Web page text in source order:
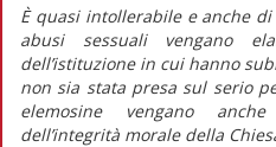
È quasi intollerabile e anche
abusi sessuali vengano
dell’istituzione in cui hanno
non sia stata presa sul serio
elemosine vengano
dell’integrità morale della